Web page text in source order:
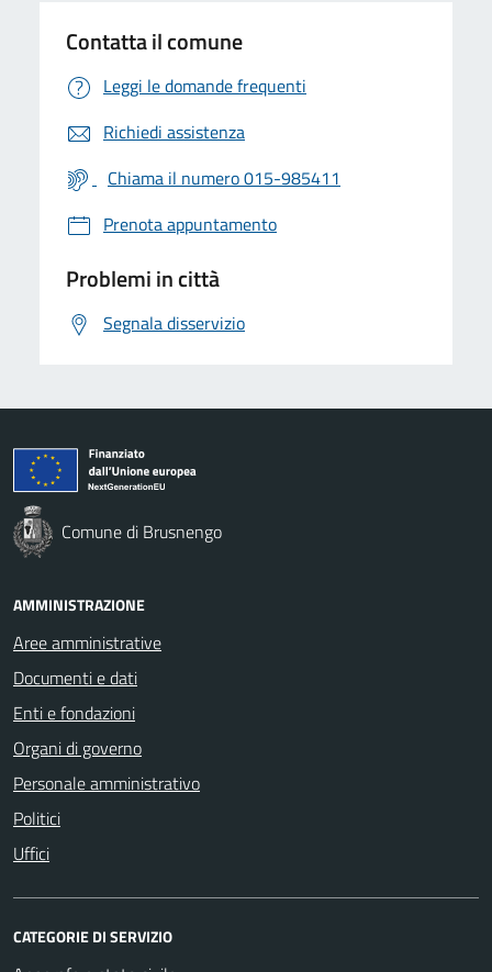
Contatta il comune
Leggi le domande frequenti
Richiedi assistenza
Chiama il numero 015-985411
Prenota appuntamento
Problemi in città
Segnala disservizio
Comune di Brusnengo
AMMINISTRAZIONE
Aree amministrative
Documenti e dati
Enti e fondazioni
Organi di governo
Personale amministrativo
Politici
Uffici
CATEGORIE DI SERVIZIO